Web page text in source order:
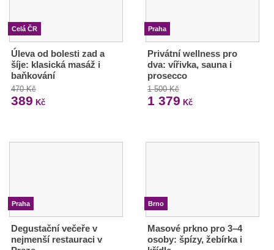
Celá ČR
Úleva od bolesti zad a
šíje: klasická masáž i
baňkování
470 Kč
389 Kč
Praha
Privátní wellness pro
dva: vířivka, sauna i
prosecco
1 500 Kč
1 379 Kč
Praha
Degustační večeře v
nejmenší restauraci v
Brno
Masové prkno pro 3–4
osoby: špízy, žebírka i